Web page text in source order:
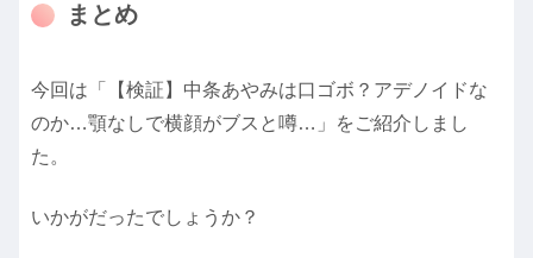
まとめ
今回は「【検証】中条あやみは口ゴボ？アデノイドな
のか…顎なしで横顔がブスと噂…」をご紹介しまし
た。
いかがだったでしょうか？